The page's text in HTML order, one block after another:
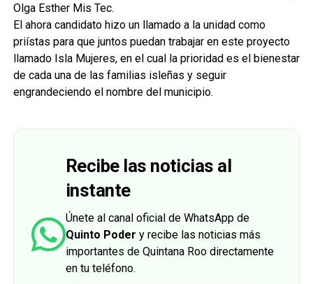
Olga Esther Mis Tec.
El ahora candidato hizo un llamado a la unidad como
priístas para que juntos puedan trabajar en este proyecto
llamado Isla Mujeres, en el cual la prioridad es el bienestar
de cada una de las familias isleñas y seguir
engrandeciendo el nombre del municipio.
Recibe las noticias al
instante
Únete al canal oficial de WhatsApp de
Quinto Poder y recibe las noticias más
importantes de Quintana Roo directamente
en tu teléfono.